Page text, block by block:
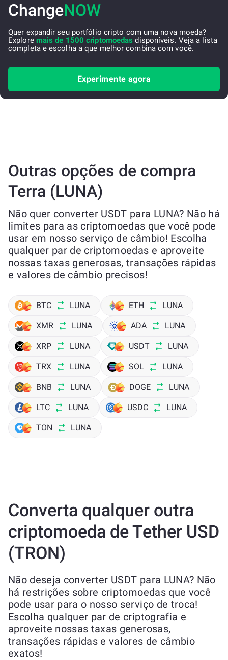
ChangeNOW
Quer expandir seu portfólio cripto com uma nova moeda?
Explore mais de 1500 criptomoedas disponíveis. Veja a lista
completa e escolha a que melhor combina com você.
Experimente agora
Outras opções de compra
Terra (LUNA)
Não quer converter USDT para LUNA? Não há
limites para as criptomoedas que você pode
usar em nosso serviço de câmbio! Escolha
qualquer par de criptomoedas e aproveite
nossas taxas generosas, transações rápidas
e valores de câmbio precisos!
BTC LUNA ETH LUNA
XMR LUNA ADA LUNA
XRP LUNA USDT LUNA
TRX LUNA SOL LUNA
BNB LUNA DOGE LUNA
LTC LUNA USDC LUNA
TON LUNA
Converta qualquer outra
criptomoeda de Tether USD
(TRON)
Não deseja converter USDT para LUNA? Não
há restrições sobre criptomoedas que você
pode usar para o nosso serviço de troca!
Escolha qualquer par de criptografia e
aproveite nossas taxas generosas,
transações rápidas e valores de câmbio
exatos!